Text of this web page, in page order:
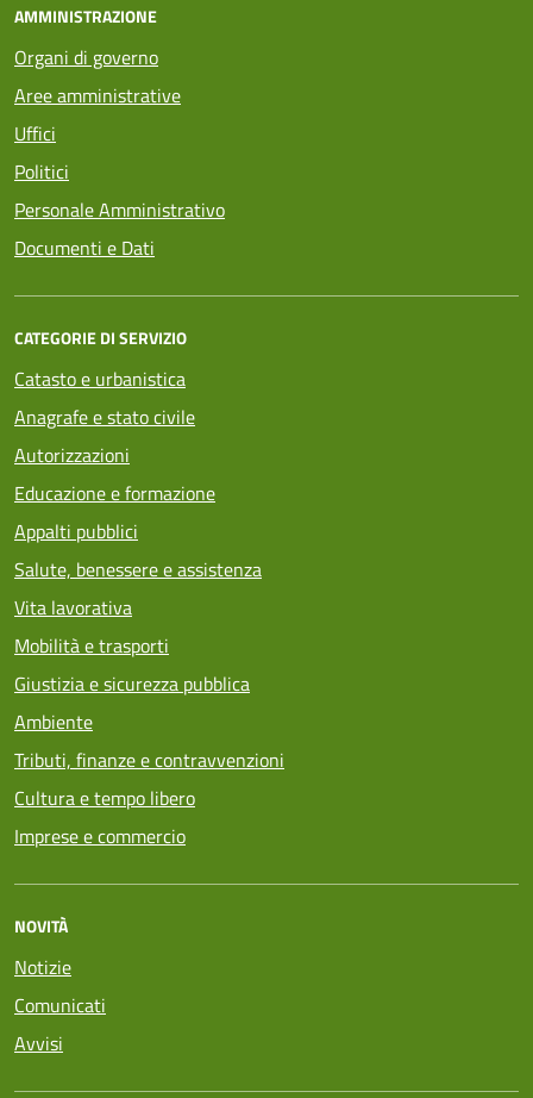
AMMINISTRAZIONE
Organi di governo
Aree amministrative
Uffici
Politici
Personale Amministrativo
Documenti e Dati
CATEGORIE DI SERVIZIO
Catasto e urbanistica
Anagrafe e stato civile
Autorizzazioni
Educazione e formazione
Appalti pubblici
Salute, benessere e assistenza
Vita lavorativa
Mobilità e trasporti
Giustizia e sicurezza pubblica
Ambiente
Tributi, finanze e contravvenzioni
Cultura e tempo libero
Imprese e commercio
NOVITÀ
Notizie
Comunicati
Avvisi